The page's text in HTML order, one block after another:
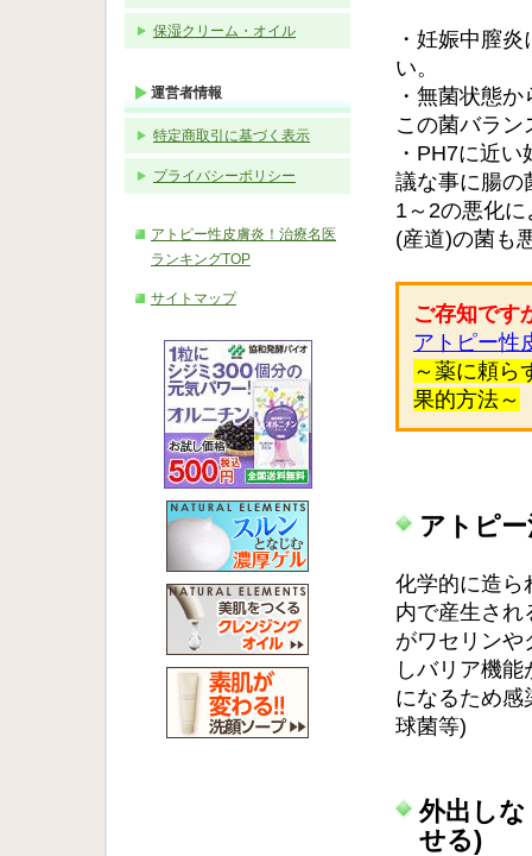
・妊娠中膣
い。
・無菌状態
この菌バラ
・PH7に近
議な事に腸の
1～2の悪化
(産道)の菌も
ご存知です
アトピー性
～薬に頼ら
果的方法～
アトピ
化学的に造ら
内で産生され
がワセリンや
しバリア機
になるため感
球菌等)
外出し
せる)
保湿クリーム・オイル
運営者情報
特定商取引に基づく表示
プライバシーポリシー
アトピー性皮膚炎！治療名医
ランキングTOP
サイトマップ